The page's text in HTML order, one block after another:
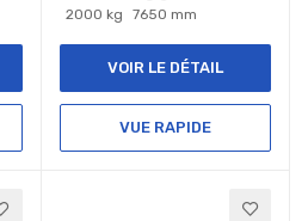
2000 kg 7650 mm
VOIR LE DÉTAIL
VUE RAPIDE